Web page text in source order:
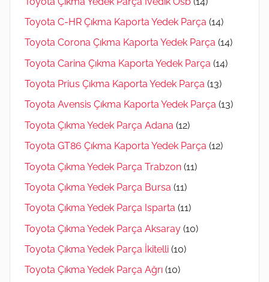
Toyota C-HR Çıkma Kaporta Yedek Parça (14)
Toyota Corona Çıkma Kaporta Yedek Parça (14)
Toyota Carina Çıkma Kaporta Yedek Parça (14)
Toyota Prius Çıkma Kaporta Yedek Parça (13)
Toyota Avensis Çıkma Kaporta Yedek Parça (13)
Toyota Çıkma Yedek Parça Adana (12)
Toyota GT86 Çıkma Kaporta Yedek Parça (12)
Toyota Çıkma Yedek Parça Trabzon (11)
Toyota Çıkma Yedek Parça Bursa (11)
Toyota Çıkma Yedek Parça Isparta (11)
Toyota Çıkma Yedek Parça Aksaray (10)
Toyota Çıkma Yedek Parça İkitelli (10)
Toyota Çıkma Yedek Parça Ağrı (10)